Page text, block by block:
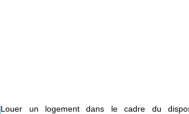
Louer un logement dans le cadre du